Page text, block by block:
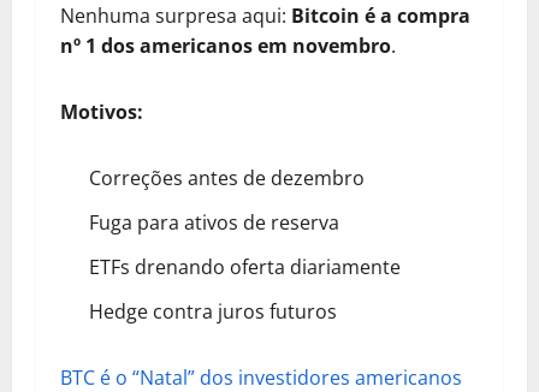
Nenhuma surpresa aqui: Bitcoin é a compra
nº 1 dos americanos em novembro.
Motivos:
Correções antes de dezembro
Fuga para ativos de reserva
ETFs drenando oferta diariamente
Hedge contra juros futuros
BTC é o “Natal” dos investidores americanos